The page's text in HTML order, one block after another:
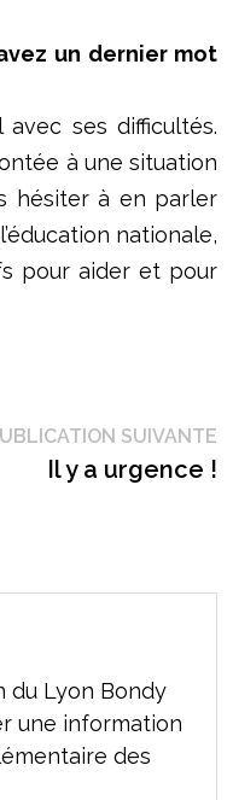
un dernier mot
ses difficultés.
à une situation
hésiter à en parler
nationale,
pour aider et pour
SUIVANTE
Il y a urgence !
du Lyon Bondy
une information
des